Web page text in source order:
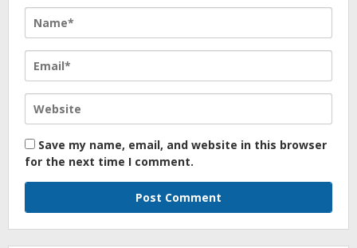
Save my name, email, and website in this browser
for the next time I comment.